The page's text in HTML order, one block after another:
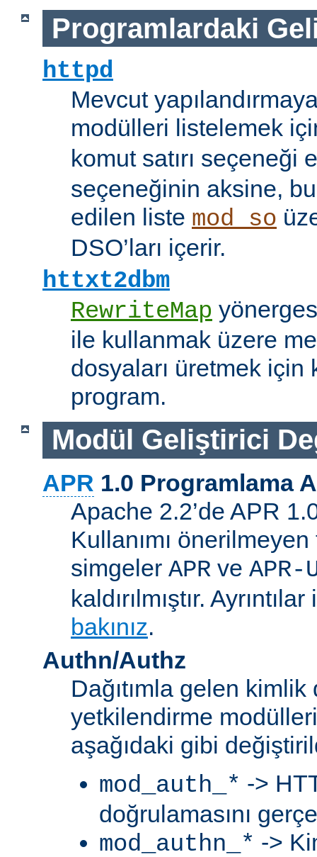
Programlardaki
httpd
Mevcut
modülleri listelemek
komut satırı seçeneği
seçeneğinin aksine,
edilen liste mod_so
DSO’ları içerir.
httxt2dbm
RewriteMap
ile kullanmak üzere
dosyaları üretmek için
program.
Modül Geliştirici
APR 1.0 Programlama
Apache 2.2’de APR
Kullanımı
simgeler APR ve
kaldırılmıştır.
bakınız.
Authn/Authz
Dağıtımla gelen
yetkilendirme
aşağıdaki gibi
mod_auth_* ->
doğrulamasını
mod_authn_* ->